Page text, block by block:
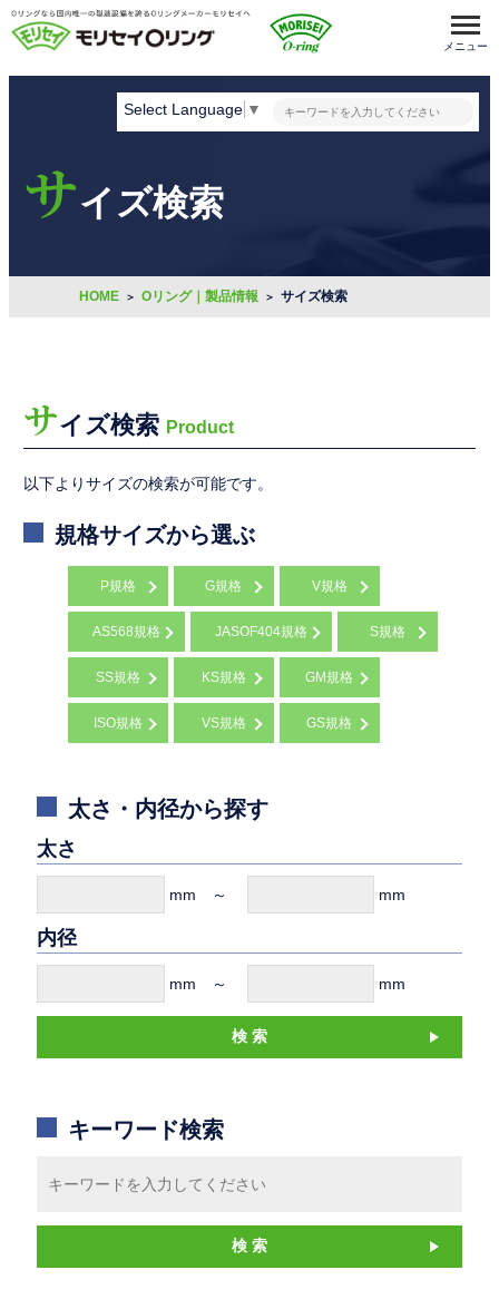
メニュー
サイズ検索
Select Language ▼
HOME Oリング｜製品情報 サイズ検索
サイズ検索 Product
以下よりサイズの検索が可能です。
規格サイズから選ぶ
P規格 G規格 V規格
AS568規格 JASOF404規格 S規格
SS規格 KS規格 GM規格
ISO規格 VS規格 GS規格
太さ・内径から探す
太さ
mm ～ mm
内径
mm ～ mm
キーワード検索